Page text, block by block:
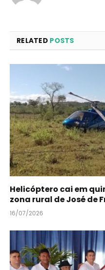
RELATED POSTS
Helicóptero cai em
zona rural de José de
16/07/2026